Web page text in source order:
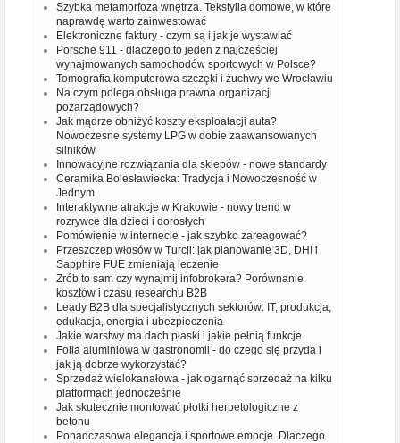
Szybka metamorfoza wnętrza. Tekstylia domowe, w które
naprawdę warto zainwestować
Elektroniczne faktury - czym są i jak je wystawiać
Porsche 911 - dlaczego to jeden z najcześciej
wynajmowanych samochodów sportowych w Polsce?
Tomografia komputerowa szczęki i żuchwy we Wrocławiu
Na czym polega obsługa prawna organizacji
pozarządowych?
Jak mądrze obniżyć koszty eksploatacji auta?
Nowoczesne systemy LPG w dobie zaawansowanych
silników
Innowacyjne rozwiązania dla sklepów - nowe standardy
Ceramika Bolesławiecka: Tradycja i Nowoczesność w
Jednym
Interaktywne atrakcje w Krakowie - nowy trend w
rozrywce dla dzieci i dorosłych
Pomówienie w internecie - jak szybko zareagować?
Przeszczep włosów w Turcji: jak planowanie 3D, DHI i
Sapphire FUE zmieniają leczenie
Zrób to sam czy wynajmij infobrokera? Porównanie
kosztów i czasu researchu B2B
Leady B2B dla specjalistycznych sektorów: IT, produkcja,
edukacja, energia i ubezpieczenia
Jakie warstwy ma dach płaski i jakie pełnią funkcje
Folia aluminiowa w gastronomii - do czego się przyda i
jak ją dobrze wykorzystać?
Sprzedaż wielokanałowa - jak ogarnąć sprzedaż na kilku
platformach jednocześnie
Jak skutecznie montować płotki herpetologiczne z
betonu
Ponadczasowa elegancja i sportowe emocje. Dlaczego